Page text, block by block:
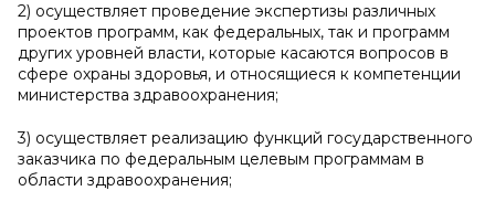
2) осуществляет проведение экспертизы различных
проектов программ, как федеральных, так и программ
других уровней власти, которые касаются вопросов в
сфере охраны здоровья, и относящиеся к компетенции
министерства здравоохранения;
3) осуществляет реализацию функций государственного
заказчика по федеральным целевым программам в
области здравоохранения;